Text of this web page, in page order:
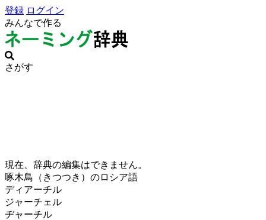
登録 ログイン
みんなで作る
さがす
現在、辞典の編集はできません。
啄木鳥（きつつき）のロシア語
ディアーチル
ジャーチェル
ヂャーチル